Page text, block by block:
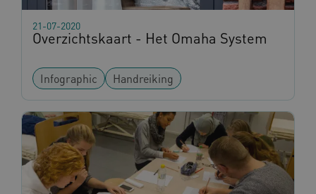
Overzichtskaart - Het Omaha System
21-07-2020
Infographic Handreiking